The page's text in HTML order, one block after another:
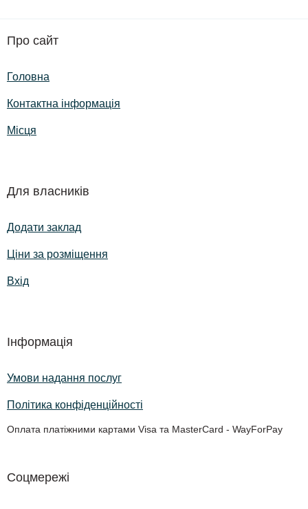
Про сайт
Головна
Контактна інформація
Місця
Для власників
Додати заклад
Ціни за розміщення
Вхід
Інформація
Умови надання послуг
Політика конфіденційності
Оплата платіжними картами Visa та MasterCard - WayForPay
Соцмережі